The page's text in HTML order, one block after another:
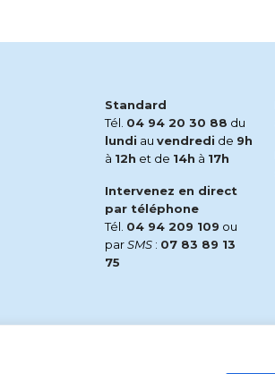
Standard
Tél. 04 94 20 30 88 du
lundi au vendredi de 9h
à 12h et de 14h à 17h
Intervenez en direct
par téléphone
Tél. 04 94 209 109 ou
parSMS : 07 83 89 13
75